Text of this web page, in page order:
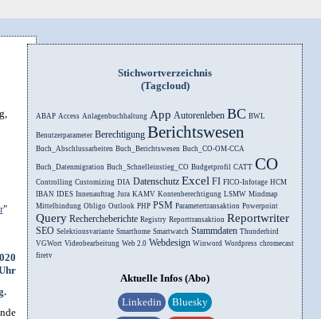
"
Stichwortverzeichnis
(Tagcloud)
ABAP Access Anlagenbuchhaltung App Autorenleben BC BWL
Benutzerparameter Berechtigung Berichtswesen
Buch_Abschlussarbeiten Buch_Berichtswesen Buch_CO-OM-CCA
Buch_Datenmigration Buch_Schnelleinstieg_CO Budgetprofil CATT CO
Controlling Customizing DIA Datenschutz Excel FI FICO-Infotage HCM
IBAN IDES Innenauftrag Jura KAMV Kontenberechtigung LSMW Mindmap
Mittelbindung Obligo Outlook PHP PSM Parametertransaktion Powerpoint
Query Rechercheberichte Registry Reporttransaktion Reportwriter
SEO Selektionsvariante Smarthome Smartwatch Stammdaten Thunderbird
VGWort Videobearbeitung Web 2.0 Webdesign Winword Wordpress chromecast
firetv
Aktuelle Infos (Abo)
Linkedin Bluesky